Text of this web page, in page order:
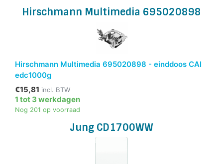
Hirschmann Multimedia 695020898
Hirschmann Multimedia 695020898 - einddoos CAI
edc1000g
€15,81 incl. BTW
1 tot 3 werkdagen
Nog 201 op voorraad
Jung CD1700WW